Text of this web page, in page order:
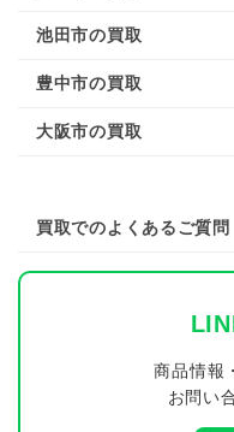
池田市の買取
豊中市の買取
大阪市の買取
買取でのよくあるご質問
商品情報
お問い